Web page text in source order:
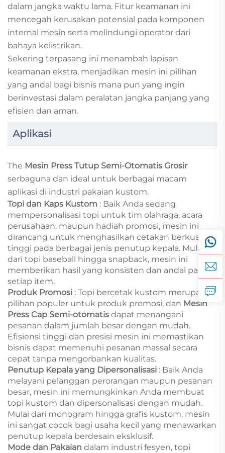
dalam jangka waktu lama. Fitur keamanan ini
mencegah kerusakan potensial pada komponen
internal mesin serta melindungi operator dari
bahaya kelistrikan.
Sekering terpasang ini menambah lapisan
keamanan ekstra, menjadikan mesin ini pilihan
yang andal bagi bisnis mana pun yang ingin
berinvestasi dalam peralatan jangka panjang yang
efisien dan aman.
Aplikasi
The Mesin Press Tutup Semi-Otomatis Grosir
serbaguna dan ideal untuk berbagai macam
aplikasi di industri pakaian kustom.
Topi dan Kaps Kustom : Baik Anda sedang
mempersonalisasi topi untuk tim olahraga, acara
perusahaan, maupun hadiah promosi, mesin ini
dirancang untuk menghasilkan cetakan berkualitas
tinggi pada berbagai jenis penutup kepala. Mulai
dari topi baseball hingga snapback, mesin ini
memberikan hasil yang konsisten dan andal pada
setiap item.
Produk Promosi : Topi bercetak kustom merupakan
pilihan populer untuk produk promosi, dan Mesin
Press Cap Semi-otomatis dapat menangani
pesanan dalam jumlah besar dengan mudah.
Efisiensi tinggi dan presisi mesin ini memastikan
bisnis dapat memenuhi pesanan massal secara
cepat tanpa mengorbankan kualitas.
Penutup Kepala yang Dipersonalisasi : Baik Anda
melayani pelanggan perorangan maupun pesanan
besar, mesin ini memungkinkan Anda membuat
topi kustom dan dipersonalisasi dengan mudah.
Mulai dari monogram hingga grafis kustom, mesin
ini sangat cocok bagi usaha kecil yang menawarkan
penutup kepala berdesain eksklusif.
Mode dan Pakaian dalam industri fesyen, topi